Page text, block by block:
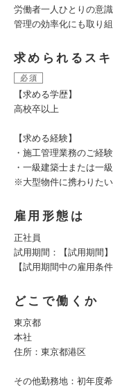
労働者一人ひとりの意
管理の効率化にも取り
求められるス
必須
【求める学歴】
高校卒以上
【求める経験】
・施工管理業務のご経
・一級建築士または一
※大型物件に携わりた
雇用形態は
正社員
試用期間：【試用期間
【試用期間中の雇用条
どこで働くか
東京都
本社
住所：東京都港区
その他勤務地：初年度